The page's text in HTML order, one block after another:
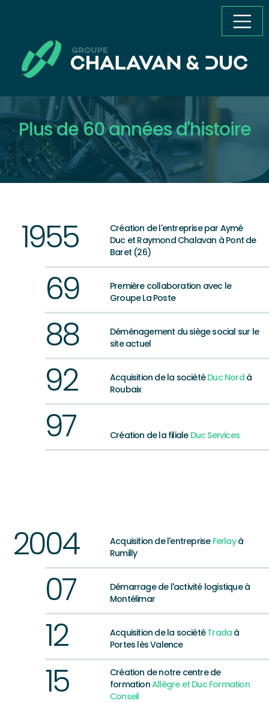
Plus de 60 années d'histoire
1955
Création de l'entreprise par Aymé
Duc et Raymond Chalavan à Pont de
Baret (26)
69
Première collaboration avec le
Groupe La Poste
88
Déménagement du siège social sur le
site actuel
92 Acquisition de la sociétéDuc Nordà
Roubaix
97 Création de la filiale Duc Services
2004 Acquisition de l'entreprise Ferlayà
Rumilly
07
Démarrage de l'activité logistique à
Montélimar
12 Acquisition de la sociétéTrada à
Portes lès Valence
15
Création de notre centre de
formationAllègre et Duc Formation
Conseil